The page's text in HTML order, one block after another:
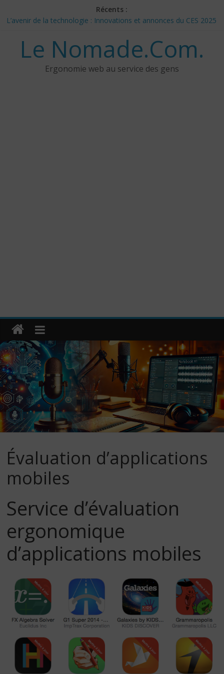
Récents :
L’avenir de la technologie : Innovations et annonces du CES 2025
Les 3 meilleurs réponses de politiciens Canadiens pour Donald
Google Deep Mind – IA : Simulation Mondiale et Défis Éthiques
NotebookLM : Mes commentaires sur 2 mois d’utilisation
Le Nomade.Com.
Ergonomie web au service des gens
Évaluation d’applications
mobiles
Service d’évaluation
ergonomique
d’applications mobiles